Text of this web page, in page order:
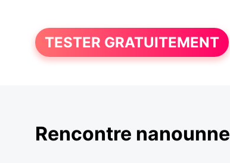
TESTER GRATUITEMENT
Rencontre nanounne